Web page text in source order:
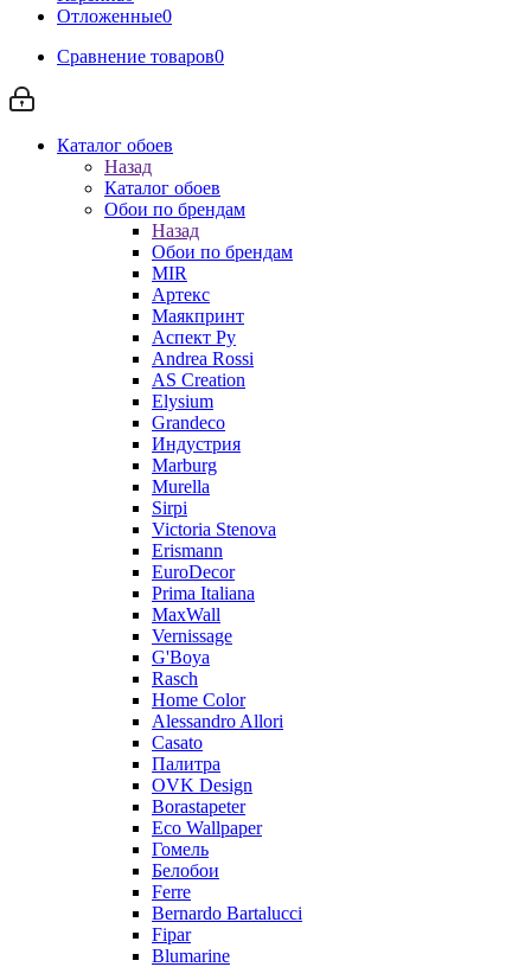
Отложенные0
Сравнение товаров0
Каталог обоев
Назад
Каталог обоев
Обои по брендам
Назад
Обои по брендам
MIR
Артекс
Маякпринт
Аспект Ру
Andrea Rossi
AS Creation
Elysium
Grandeco
Индустрия
Marburg
Murella
Sirpi
Victoria Stenova
Erismann
EuroDecor
Prima Italiana
MaxWall
Vernissage
G'Boya
Rasch
Home Color
Alessandro Allori
Casato
Палитра
OVK Design
Borastapeter
Eco Wallpaper
Гомель
Белобои
Ferre
Bernardo Bartalucci
Fipar
Blumarine